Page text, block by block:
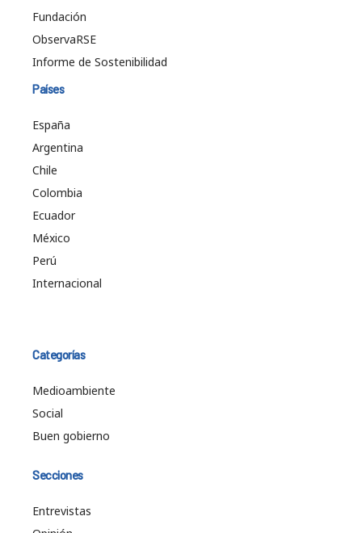
Fundación
ObservaRSE
Informe de Sostenibilidad
Países
España
Argentina
Chile
Colombia
Ecuador
México
Perú
Internacional
Categorías
Medioambiente
Social
Buen gobierno
Secciones
Entrevistas